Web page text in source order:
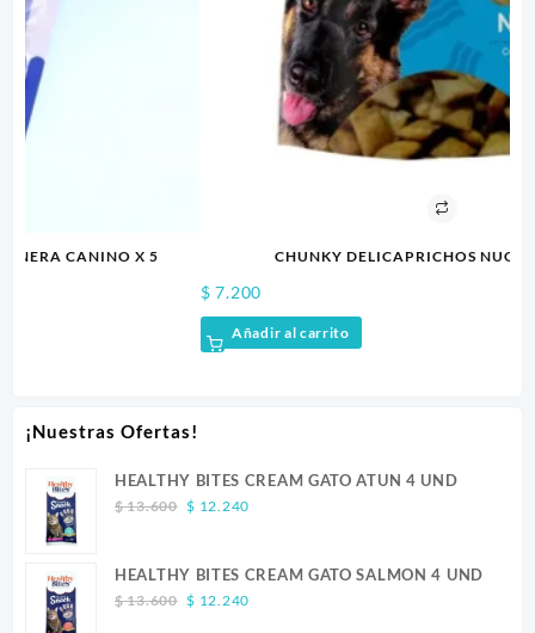
CHUNKY DELICAPRICHOS NUGGETS 160GR
¡Nuestras Ofertas!
HEALTHY BITES CREAM GATO ATUN 4 UND
$13.600 Original
$ 13.600.
$ 12.240Current
$ 12.240.
HEALTHY BITES CREAM GATO SALMON 4 UND
$13.600 Original
$ 12.240Current